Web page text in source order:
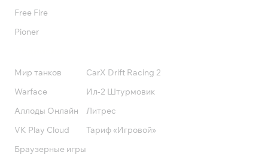
Free Fire
Pioner
Мир танков
Warface
Аллоды Онлайн
VK Play Cloud
Браузерные игры
CarX Drift Racing 2
Ил-2 Штурмовик
Литрес
Тариф «Игровой»